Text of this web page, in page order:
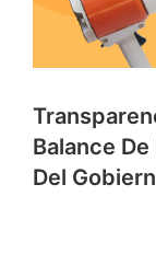
Balance
Del